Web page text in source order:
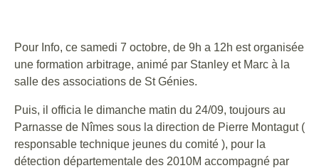
Pour Info, ce samedi 7 octobre, de 9h a 12h est organisée
une formation arbitrage, animé par Stanley et Marc à la
salle des associations de St Génies.
Puis, il officia le dimanche matin du 24/09, toujours au
Parnasse de Nîmes sous la direction de Pierre Montagut (
responsable technique jeunes du comité ), pour la
détection départementale des 2010M accompagné par